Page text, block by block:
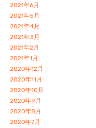
2021年6月
2021年5月
2021年4月
2021年3月
2021年2月
2021年1月
2020年12月
2020年11月
2020年10月
2020年9月
2020年8月
2020年7月